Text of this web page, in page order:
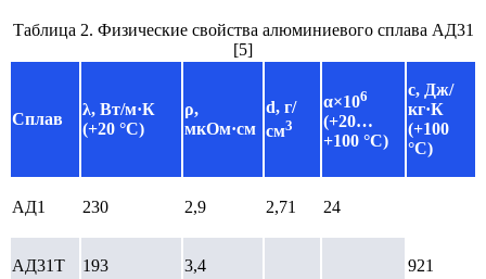
Таблица 2. Физические свойства алюминиевого сплава АД31
[5]
Сплав
λ, Вт/м·К
(+20 °С)
ρ,
мкОм·см
d, г/
см3
α×106
(+20…
+100 °С)
с, Дж/
кг·К
(+100
°С)
АД1 230 2,9 2,71 24
921
АД31Т 193
3,4